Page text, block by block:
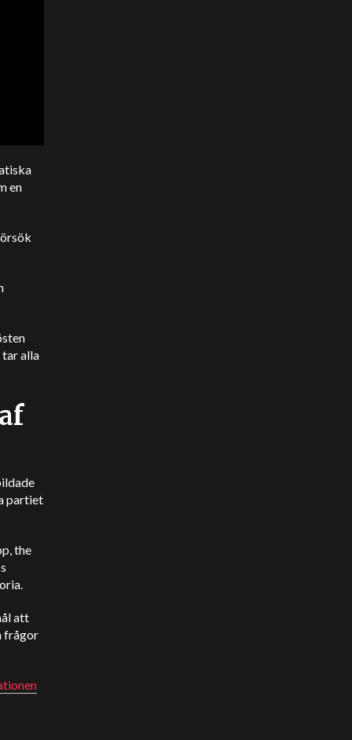
en
alla
partiet
the
att
frågor